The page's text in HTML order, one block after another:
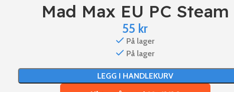
Mad Max EU PC Steam
55 kr
På lager
På lager
LEGG I HANDLEKURV